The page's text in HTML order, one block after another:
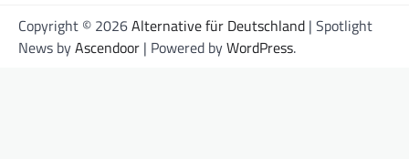
Copyright © 2026Alternative für Deutschland | Spotlight
News byAscendoor | Powered byWordPress.